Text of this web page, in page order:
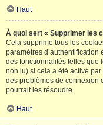
Haut
À quoi sert « Supprimer les
Cela supprime tous les
paramètres d’authentification
des fonctionnalités telles que
non lu) si cela a été activé
des problèmes de connexion
pourrait les résoudre.
Haut